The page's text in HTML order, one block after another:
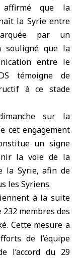
que la
la Syrie entre
par un
souligné que la
entre le
témoigne de
à ce stade
sur la
cet engagement
un signe
la voie de la
la Syrie, afin de
les Syriens.
à la suite
membres des
Cette mesure a
de l’équipe
l’accord du 29